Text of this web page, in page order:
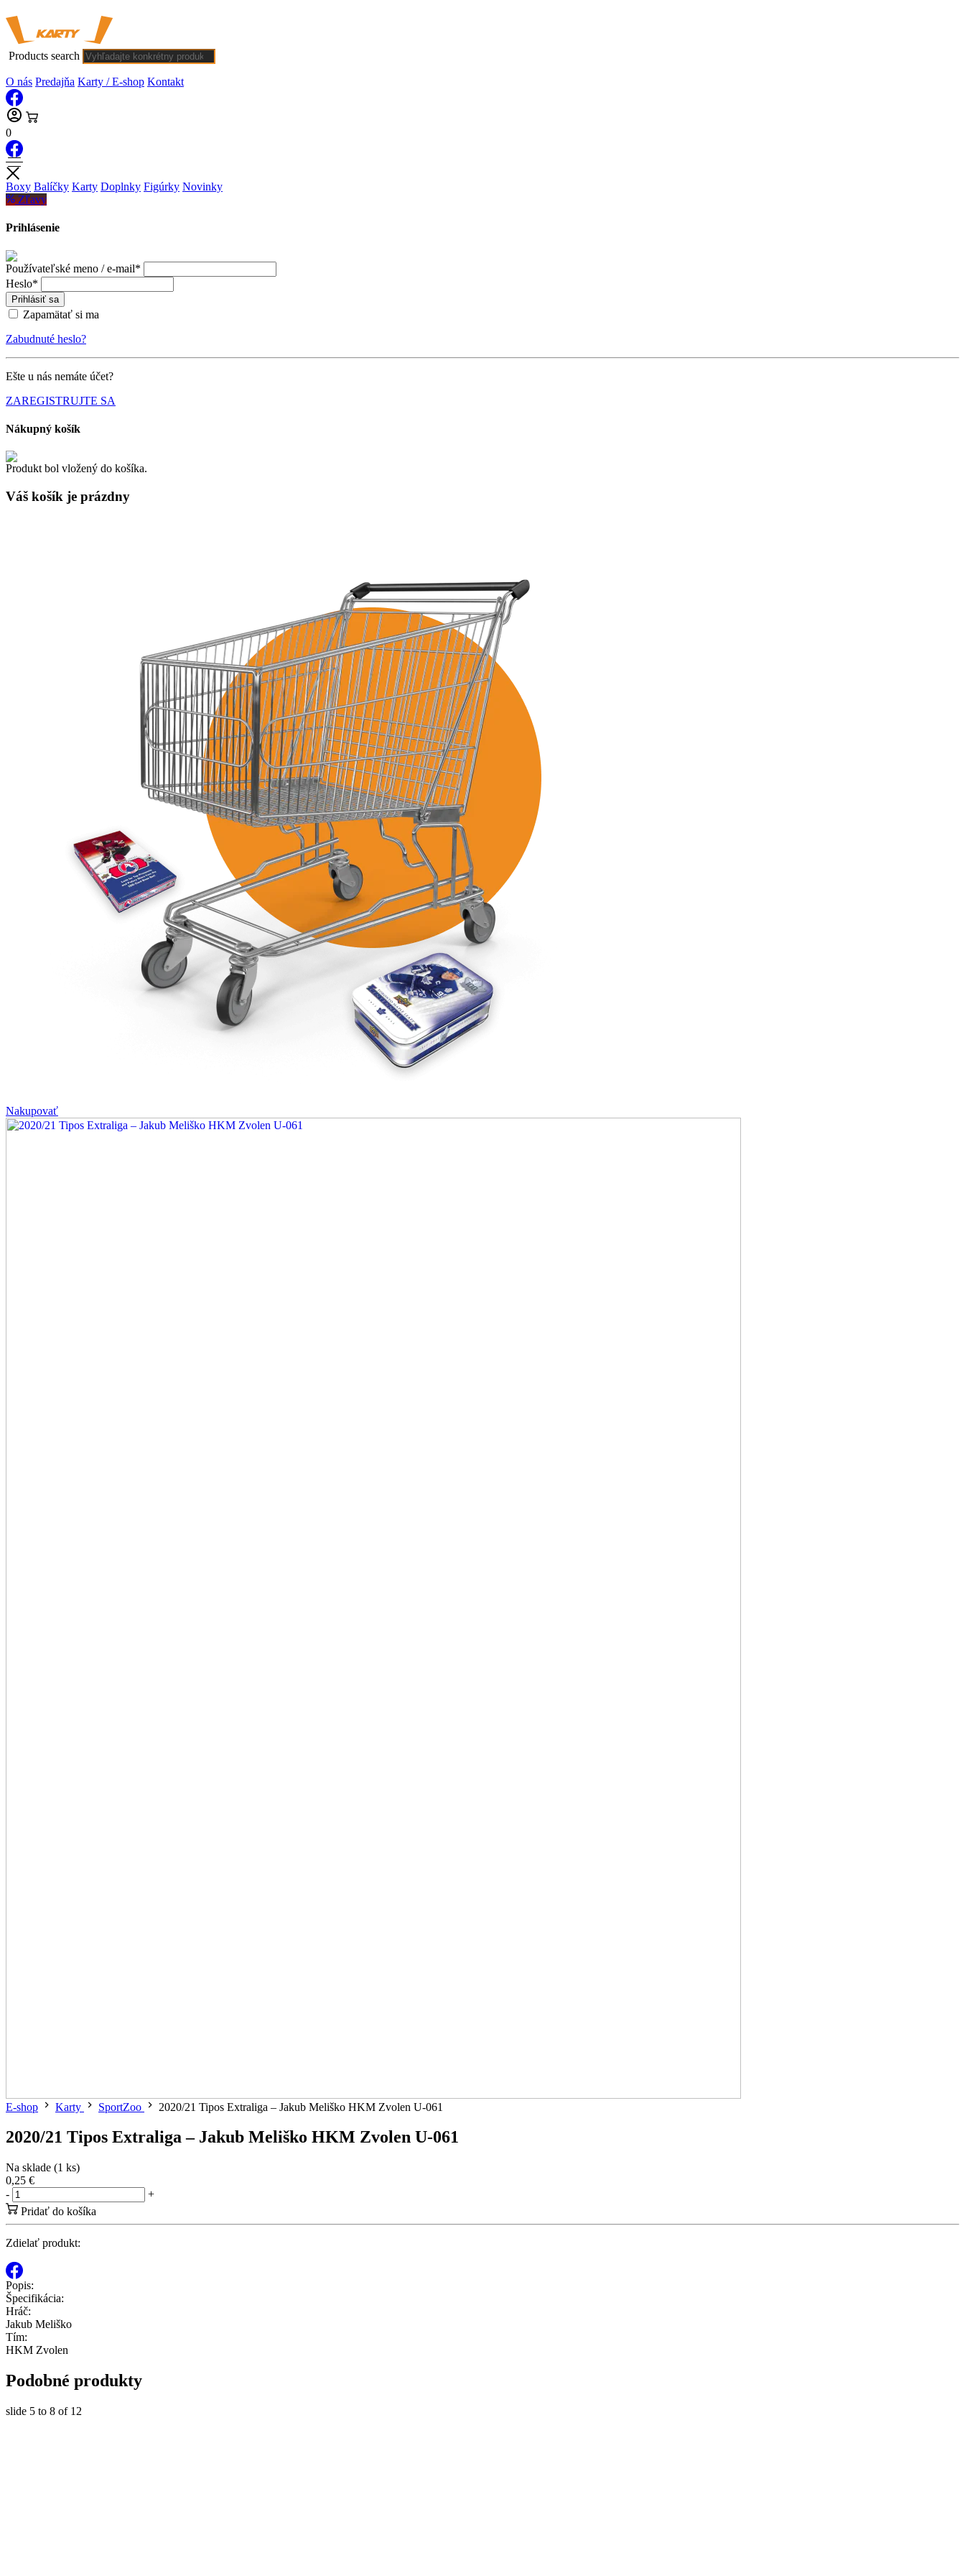
Products search
O nás Predajňa Karty / E-shop Kontakt
0
Boxy Balíčky Karty Doplnky Figúrky Novinky
Zľavy
Prihlásenie
Používateľské meno / e-mail*
Heslo*
Prihlásiť sa
Zapamätať si ma
Zabudnuté heslo?
Ešte u nás nemáte účet?
ZAREGISTRUJTE SA
Nákupný košík
Produkt bol vložený do košíka.
Váš košík je prázdny
Nakupovať
E-shop Karty SportZoo 2020/21 Tipos Extraliga – Jakub Meliško HKM Zvolen U-061
2020/21 Tipos Extraliga – Jakub Meliško HKM Zvolen U-061
Na sklade (1 ks)
0,25 €
-
+
Pridať do košíka
Zdielať produkt:
Popis:
Špecifikácia:
Hráč:
Jakub Meliško
Tím:
HKM Zvolen
Podobné produkty
slide 5 to 8 of 12